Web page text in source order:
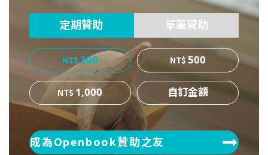
定期贊助 單筆贊助
300
500
1,000
成為Openbook贊助之友